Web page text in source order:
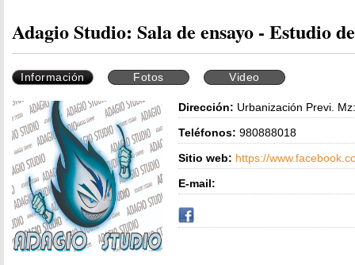
Adagio Studio: Sala de ensayo - Estudio
Información Fotos Video
Dirección: Urbanización Previ.
Teléfonos: 980888018
Sitio web: https://
E-mail: